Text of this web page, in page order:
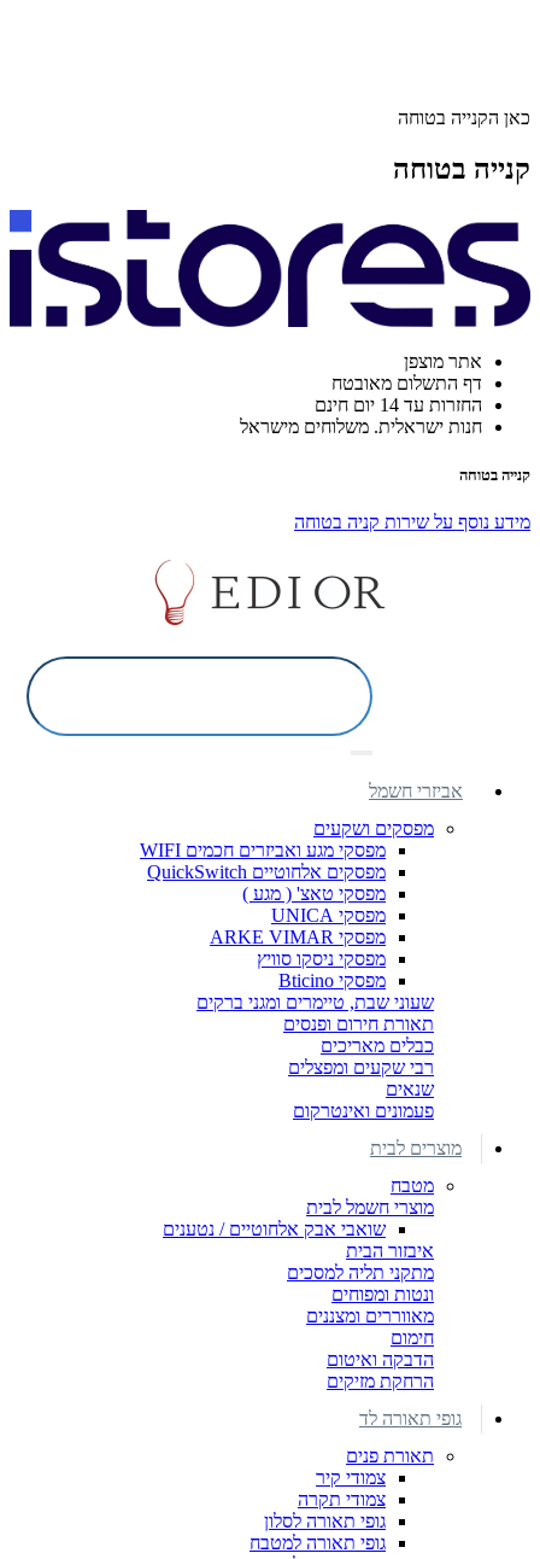
כאן הקנייה בטוחה
קנייה בטוחה
אתר מוצפן
דף התשלום מאובטח
החזרות עד 14 יום חינם
חנות ישראלית. משלוחים מישראל
קנייה בטוחה
מידע נוסף על שירות קניה בטוחה
אביזרי חשמל
מפסקים ושקעים
מפסקי מגע ואביזרים חכמים WIFI
מפסקים אלחוטיים QuickSwitch
מפסקי טאצ' ( מגע )
מפסקי UNICA
מפסקי ARKE VIMAR
מפסקי ניסקו סוויץ
מפסקי Bticino
שעוני שבת, טיימרים ומגני ברקים
תאורת חירום ופנסים
כבלים מאריכים
רבי שקעים ומפצלים
שנאים
פעמונים ואינטרקום
מוצרים לבית
מטבח
מוצרי חשמל לבית
שואבי אבק אלחוטיים / נטענים
איבזור הבית
מתקני תליה למסכים
ונטות ומפוחים
מאווררים ומצננים
חימום
הדבקה ואיטום
הרחקת מזיקים
גופי תאורה לד
תאורת פנים
צמודי קיר
צמודי תקרה
גופי תאורה לסלון
גופי תאורה למטבח